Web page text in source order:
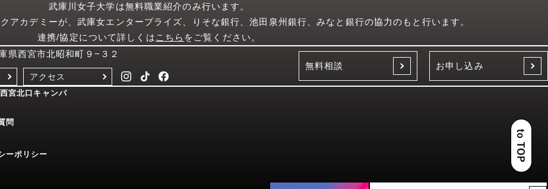
武庫川女子大学は無料職業紹介のみ行います。
アカデミーが、武庫女エンタープライズ、りそな銀行、池田泉州銀行、みなと銀行の協力のもと行います。
連携/協定について詳しくは こちら をご覧ください。
西宮市北昭和町９−３２
アクセス
無料相談 お申し込み
宮北口キャンパ
問
ーポリシー